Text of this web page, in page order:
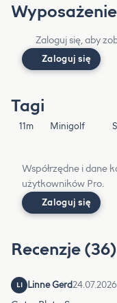
Wyposażenie
Zaloguj się, aby
Zaloguj się
Tagi
11m Minigolf
Współrzędne i dane
użytkowników Pro.
Zaloguj się
Recenzje (36)
LI Linne Gerd24.07.2026